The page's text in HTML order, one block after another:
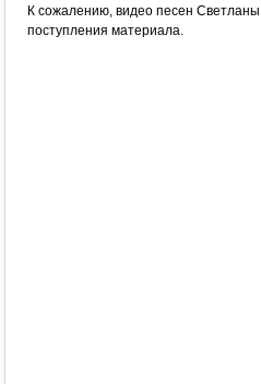
К сожалению, видео песен
поступления материала.